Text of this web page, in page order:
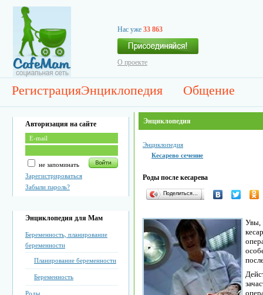
Нас уже 33 863
О проекте
РегистрацияЭнциклопедия Общение
Авторизация на сайте
не запоминать
Зарегистрироваться
Забыли пароль?
Энциклопедия для Мам
Беременность, планирование
беременности
Планирование беременности
Беременность
Роды
Энциклопедия
Энциклопедия
Кесарево сечение
Роды после кесарева
Поделиться…
Увы,